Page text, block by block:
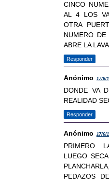
CINCO
AL 4 LOS
OTRA
NUMERO
ABRE LA
Responder
Anónimo 17/6/
DONDE VA
REALIDAD
Responder
Anónimo 17/6/
PRIMERO
LUEGO
PEDAZOS